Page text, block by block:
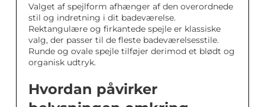
Valget af spejlform afhænger af den overordnede
stil og indretning i dit badeværelse.
Rektangulære og firkantede spejle er klassiske
valg, der passer til de fleste badeværelsesstile.
Runde og ovale spejle tilføjer derimod et blødt og
organisk udtryk.
Hvordan påvirker